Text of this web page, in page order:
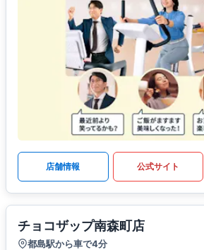
店舗情報 公式サイト
チョコザップ南森町店
都島駅から車で4分